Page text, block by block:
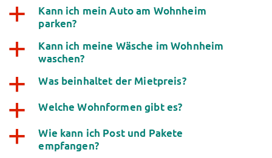
Management Board
Staff Committee
Location Map
Vacancies
Contact Persons
Datenschutzerklärung
a
Kann ich mein Auto am Wohnheim
parken?
a
Kann ich meine Wäsche im Wohnheim
waschen?
a Was beinhaltet der Mietpreis?
a Welche Wohnformen gibt es?
a
Wie kann ich Post und Pakete
empfangen?